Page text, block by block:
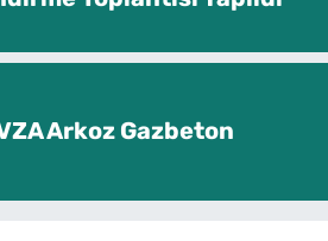
Arkoz Gazbeton